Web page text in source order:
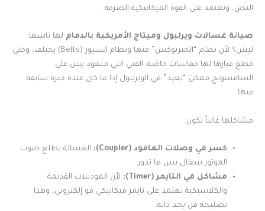
النص، وتعتمد على القوة الميكانيكية الصرفة.
صيانة غسالات ويرلبول وميتاج الأمريكية بالدمام لها ناسها.
ليش؟ لأن نظام “الجيربوكس” فيها ونظام السيور (Belts) يختلف، وحتى
قطع غيارها لها مقاسات خاصة. الفني اللي متعود بس على
السامسونج ممكن “يعيد” في الويرلبول إذا ما كان عنده خبرة سابقة
فيها.
مشاكلها غالباً تكون:
كسر في وصلات العامود (Coupler):
الغسالة تطلع صوت
الموتور شغال بس ما تدور.
مشاكل في التايمر (Timer):
لأن الموديلات القديمة
والكلاسيكية تعتمد على تايمر ميكانيكي مو إلكتروني، وهذا
تصليحه فن بحد ذاته.